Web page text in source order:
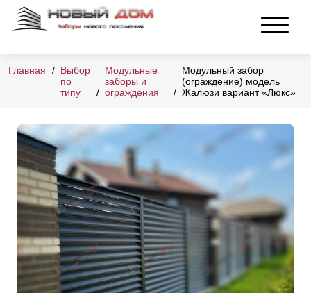
Главная
Выбор
по
типу
Модульные
заборы и
ограждения
Модульный забор
(ограждение) модель
Жалюзи вариант «Люкс»